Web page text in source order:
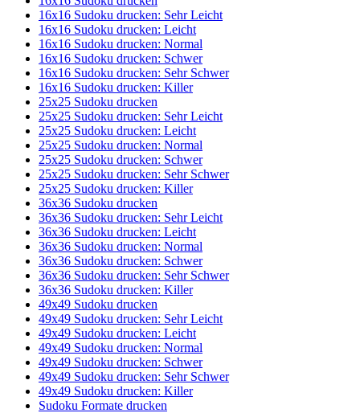
16x16 Sudoku drucken: Sehr Leicht
16x16 Sudoku drucken: Leicht
16x16 Sudoku drucken: Normal
16x16 Sudoku drucken: Schwer
16x16 Sudoku drucken: Sehr Schwer
16x16 Sudoku drucken: Killer
25x25 Sudoku drucken
25x25 Sudoku drucken: Sehr Leicht
25x25 Sudoku drucken: Leicht
25x25 Sudoku drucken: Normal
25x25 Sudoku drucken: Schwer
25x25 Sudoku drucken: Sehr Schwer
25x25 Sudoku drucken: Killer
36x36 Sudoku drucken
36x36 Sudoku drucken: Sehr Leicht
36x36 Sudoku drucken: Leicht
36x36 Sudoku drucken: Normal
36x36 Sudoku drucken: Schwer
36x36 Sudoku drucken: Sehr Schwer
36x36 Sudoku drucken: Killer
49x49 Sudoku drucken
49x49 Sudoku drucken: Sehr Leicht
49x49 Sudoku drucken: Leicht
49x49 Sudoku drucken: Normal
49x49 Sudoku drucken: Schwer
49x49 Sudoku drucken: Sehr Schwer
49x49 Sudoku drucken: Killer
Sudoku Formate drucken